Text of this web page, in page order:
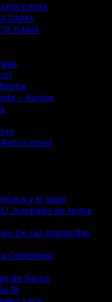
DAMA
DAMA
DAMA
– Aurora
Hood
y el sapo
Jorobado de Notre
De Las Maravillas
Corazones
de Naipe
Té